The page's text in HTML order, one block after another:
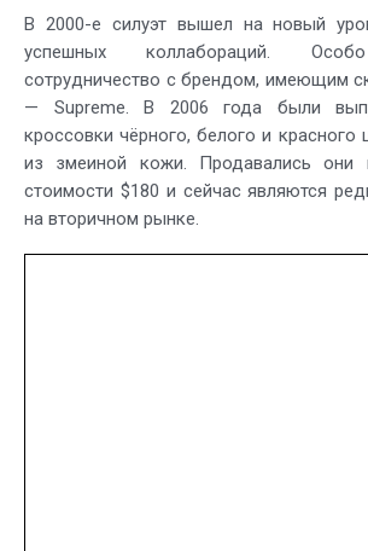
В 2000-е силуэт вышел на новый
успешных коллабораций.
сотрудничество с брендом, имеющим
— Supreme. В 2006 года были
кроссовки чёрного, белого и красного
из змеиной кожи. Продавались они
стоимости $180 и сейчас являются
на вторичном рынке.